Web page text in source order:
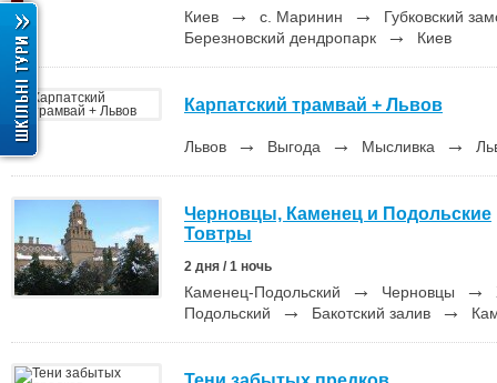
Киев → с. Маринин →
Губковский
Березновский дендропарк
→ Киев
Карпатский трамвай + Львов
Львов → Выгода → Мысливка →
Черновцы, Каменец и Подольские
Товтры
2 дня / 1 ночь
Каменец-Подольский → Черновцы →
Подольский
→ Бакотский залив →